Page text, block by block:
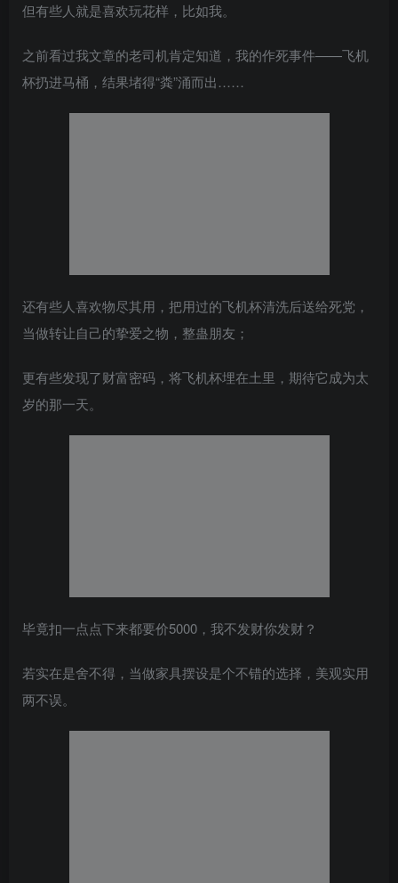
但有些人就是喜欢玩花样，比如我。
之前看过我文章的老司机肯定知道，我的作死事件——飞机
杯扔进马桶，结果堵得“粪”涌而出……
还有些人喜欢物尽其用，把用过的飞机杯清洗后送给死党，
当做转让自己的挚爱之物，整蛊朋友；
更有些发现了财富密码，将飞机杯埋在土里，期待它成为太
岁的那一天。
毕竟扣一点点下来都要价5000，我不发财你发财？
若实在是舍不得，当做家具摆设是个不错的选择，美观实用
两不误。